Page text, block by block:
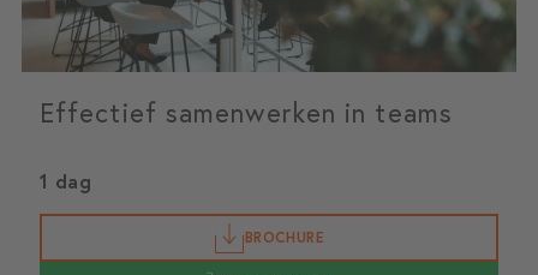
Effectief samenwerken in teams
1 dag
BROCHURE